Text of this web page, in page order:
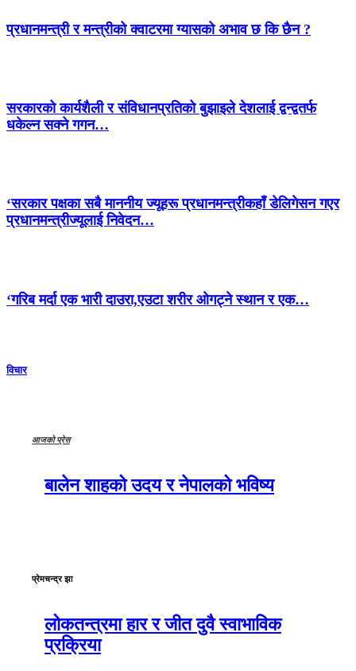
प्रधानमन्त्री र मन्त्रीको क्वाटरमा ग्यासको अभाव छ कि छैन ?
सरकारको कार्यशैली र संविधानप्रतिको बुझाइले देशलाई द्वन्द्वतर्फ
धकेल्न सक्ने गगन…
‘सरकार पक्षका सबै माननीय ज्यूहरू प्रधानमन्त्रीकहाँ डेलिगेसन गएर
प्रधानमन्त्रीज्यूलाई निवेदन…
‘गरिब मर्दा एक भारी दाउरा,एउटा शरीर ओगट्ने स्थान र एक…
विचार
आजको प्रेस
बालेन शाहको उदय र नेपालको भविष्य
प्रेमचन्द्र झा
लोकतन्त्रमा हार र जीत दुवै स्वाभाविक
प्रक्रिया